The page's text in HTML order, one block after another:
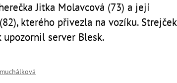
Jitka Molavcová (73) a její
kterého přivezla na vozíku. Strejček
upozornil server Blesk.